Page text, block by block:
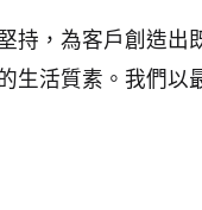
持，為客戶創造出
生活質素。我們以